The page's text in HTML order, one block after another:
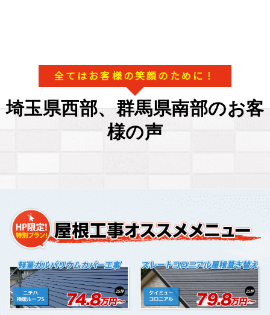
全てはお客様の笑顔のために！
埼玉県西部、群馬県南部のお客
様の声